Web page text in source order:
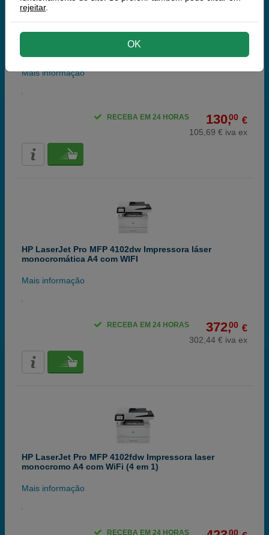
HP LaserJet MFP M234dw impressora laser
Mais informação
130,00 €
105,69 € iva ex
RECEBA EM 24 HORAS
HP LaserJet Pro MFP 4102dw Impressora láser
monocromática A4 com WIFI
Mais informação
372,00 €
302,44 € iva ex
RECEBA EM 24 HORAS
HP LaserJet Pro MFP 4102fdw Impressora laser
monocromo A4 com WiFi (4 em 1)
Mais informação
00
RECEBA EM 24 HORAS
rejeitar.
OK